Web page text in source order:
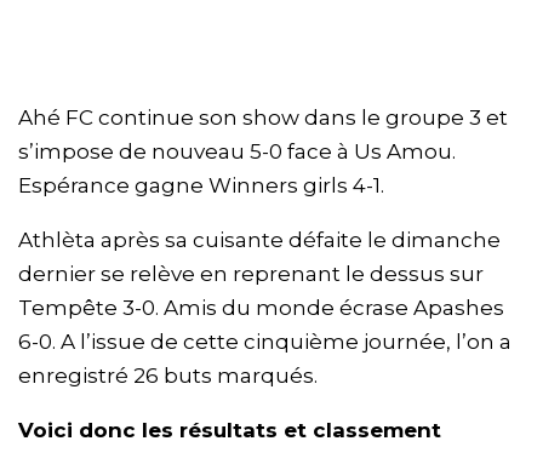
Ahé FC continue son show dans le groupe 3 et
s’impose de nouveau 5-0 face à Us Amou.
Espérance gagne Winners girls 4-1.
Athlèta après sa cuisante défaite le dimanche
dernier se relève en reprenant le dessus sur
Tempête 3-0. Amis du monde écrase Apashes
6-0. A l’issue de cette cinquième journée, l’on a
enregistré 26 buts marqués.
Voici donc les résultats et classement